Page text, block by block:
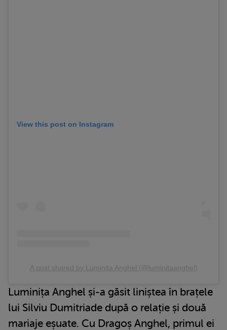
View this post on Instagram
A post shared by Luminita Anghel (@luminitaanghel)
Luminița Anghel și-a găsit liniștea în brațele
lui Silviu Dumitriade după o relație și două
mariaje eșuate. Cu Dragoș Anghel, primul ei